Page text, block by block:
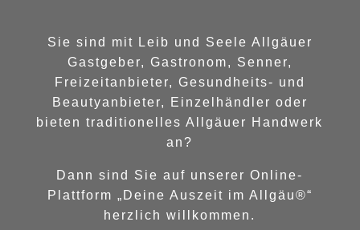
Sie sind mit Leib und Seele Allgäuer
Gastgeber, Gastronom, Senner,
Freizeitanbieter, Gesundheits- und
Beautyanbieter, Einzelhändler oder
bieten traditionelles Allgäuer Handwerk
an?
Dann sind Sie auf unserer Online-
Plattform „Deine Auszeit im Allgäu®“
herzlich willkommen.